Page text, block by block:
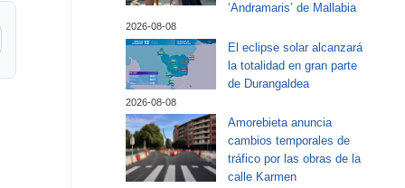
‘Andramaris’ de Mallabia
2026-08-08
El eclipse solar alcanzará
la totalidad en gran parte
de Durangaldea
2026-08-08
Amorebieta anuncia
cambios temporales de
tráfico por las obras de la
calle Karmen